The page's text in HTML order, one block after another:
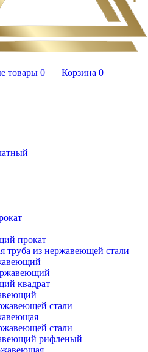
товары 0 Корзина 0
прокат
труба из нержавеющей стали
квадрат
стали
стали
рифленый